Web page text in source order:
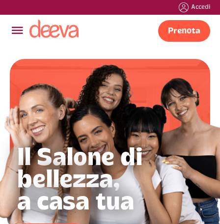
Accedi
󰍜 Prenota
Il Salone di
bellezza,
a casa tua